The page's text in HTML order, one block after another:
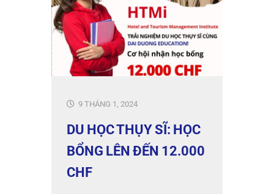
9 THÁNG 1, 2024
DU HỌC THỤY SĨ: HỌC
BỔNG LÊN ĐẾN 12.000
CHF